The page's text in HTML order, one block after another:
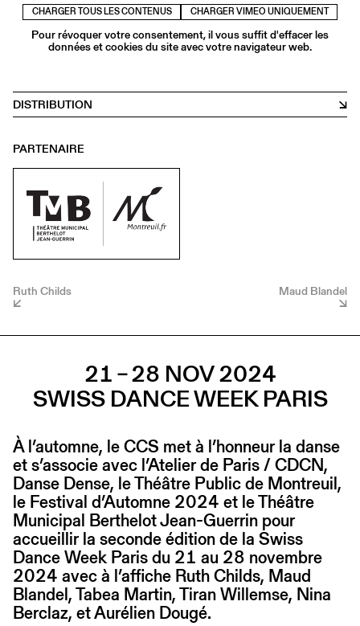
CHARGER TOUS LES CONTENUS CHARGER VIMEO UNIQUEMENT
Pour révoquer votre consentement, il vous suffit d'effacer les
données et cookies du site avec votre navigateur web.
DISTRIBUTION
PARTENAIRE
Ruth Childs Maud Blandel
21 – 28 NOV 2024
SWISS DANCE WEEK PARIS
À l’automne, le CCS met à l’honneur la danse
et s’associe avec l’Atelier de Paris / CDCN,
Danse Dense, le Théâtre Public de Montreuil,
le Festival d’Automne 2024 et le Théâtre
Municipal Berthelot Jean-Guerrin pour
accueillir la seconde édition de la Swiss
Dance Week Paris du 21 au 28 novembre
2024 avec à l’affiche Ruth Childs, Maud
Blandel, Tabea Martin, Tiran Willemse, Nina
Berclaz, et Aurélien Dougé.